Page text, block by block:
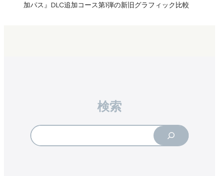
加パス』DLC追加コース第1弾の新旧グラフィック比較
検索